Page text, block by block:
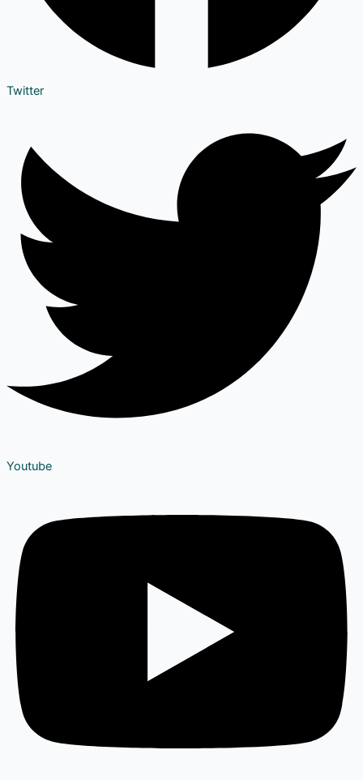
Twitter
Youtube